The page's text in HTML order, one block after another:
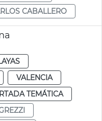
CABALLERO
VALENCIA
TEMÁTICA